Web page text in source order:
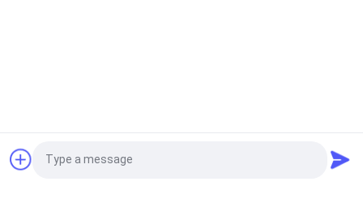
গুঁড়ো সিভিং মেশিন